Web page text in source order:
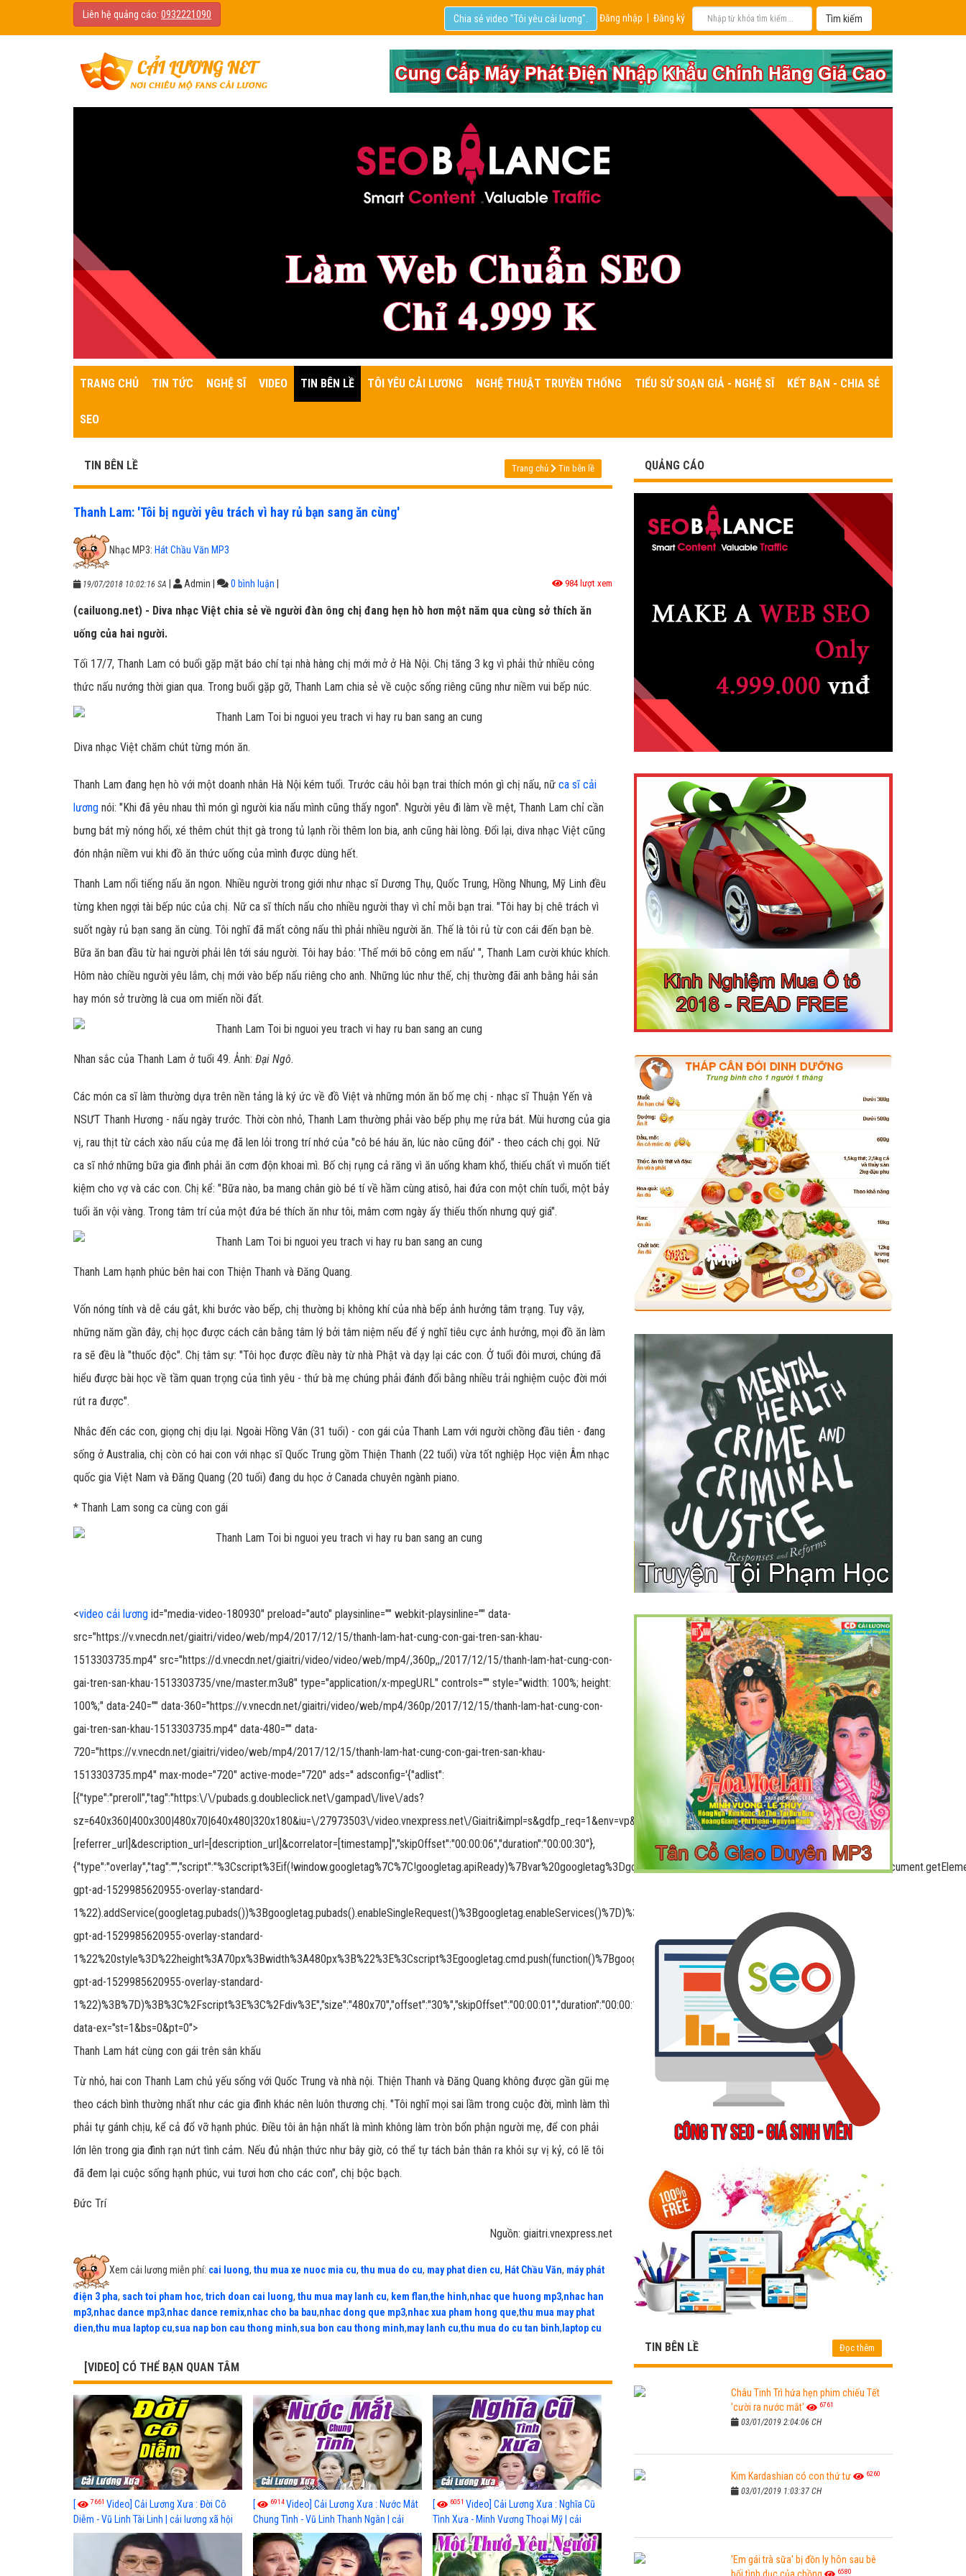
Liên hệ quảng cáo: 0932221090 Đăng nhập Đăng ký
Chia sẻ video "Tôi yêu cải lương".
TRANG CHỦ TIN TỨC NGHỆ SĨ VIDEO TIN BÊN LỀ TÔI YÊU CẢI LƯƠNG NGHỆ THUẬT TRUYỀN THỐNG TIỂU SỬ SOẠN GIẢ - NGHỆ SĨ KẾT BẠN - CHIA SẺ
SEO
TIN BÊN LỀ Trang chủ Tin bên lề
Thanh Lam: 'Tôi bị người yêu trách vì hay rủ bạn sang ăn cùng'
Nhạc MP3: Hát Chầu Văn MP3
19/07/2018 10:02:16 SA Admin 0 bình luận 984 lượt xem
(cailuong.net) - Diva nhạc Việt chia sẻ về người đàn ông chị đang hẹn hò hơn một năm qua cùng sở thích ăn
uống của hai người.
Tối 17/7, Thanh Lam có buổi gặp mặt báo chí tại nhà hàng chị mới mở ở Hà Nội. Chị tăng 3 kg vì phải thử nhiều công
thức nấu nướng thời gian qua. Trong buổi gặp gỡ, Thanh Lam chia sẻ về cuộc sống riêng cũng như niềm vui bếp núc.
Diva nhạc Việt chăm chút từng món ăn.
Thanh Lam đang hẹn hò với một doanh nhân Hà Nội kém tuổi. Trước câu hỏi bạn trai thích món gì chị nấu, nữ ca sĩ cải
lương nói: "Khi đã yêu nhau thì món gì người kia nấu mình cũng thấy ngon". Người yêu đi làm về mệt, Thanh Lam chỉ cần
bưng bát mỳ nóng hổi, xé thêm chút thịt gà trong tủ lạnh rồi thêm lon bia, anh cũng hài lòng. Đổi lại, diva nhạc Việt cũng
đón nhận niềm vui khi đồ ăn thức uống của mình được dùng hết.
Thanh Lam nổi tiếng nấu ăn ngon. Nhiều người trong giới như nhạc sĩ Dương Thụ, Quốc Trung, Hồng Nhung, Mỹ Linh đều
từng khen ngợi tài bếp núc của chị. Nữ ca sĩ thích nấu cho nhiều người thay vì chỉ mỗi bạn trai. "Tôi hay bị chê trách vì
suốt ngày rủ bạn sang ăn cùng. Tôi nghĩ đã mất công nấu thì phải nhiều người ăn. Thế là tôi rủ từ con cái đến bạn bè.
Bữa ăn ban đầu từ hai người phải lên tới sáu người. Tôi hay bảo: 'Thế mới bõ công em nấu' ", Thanh Lam cười khúc khích.
Hôm nào chiều người yêu lắm, chị mới vào bếp nấu riêng cho anh. Những lúc như thế, chị thường đãi anh bằng hải sản
hay món sở trường là cua om miến nồi đất.
Nhan sắc của Thanh Lam ở tuổi 49. Ảnh: Đại Ngô.
Các món ca sĩ làm thường dựa trên nền tảng là ký ức về đồ Việt và những món ăn bố mẹ chị - nhạc sĩ Thuận Yến và
NSƯT Thanh Hương - nấu ngày trước. Thời còn nhỏ, Thanh Lam thường phải vào bếp phụ mẹ rửa bát. Mùi hương của gia
vị, rau thịt từ cách xào nấu của mẹ đã len lỏi trong trí nhớ của "cô bé háu ăn, lúc nào cũng đói" - theo cách chị gọi. Nữ
ca sĩ nhớ những bữa gia đình phải ăn cơm độn khoai mì. Bố chị rụng cả răng vì ăn uống kham khổ, thiếu chất vì muốn tiết
kiệm cho vợ và các con. Chị kể: "Bữa nào, ba mang chân giò bé tí về hầm cùng atisô, hai đứa con một chín tuổi, một bảy
tuổi ăn vội vàng. Trong tâm trí của một đứa bé thích ăn như tôi, mâm cơm ngày ấy thiếu thốn nhưng quý giá".
Thanh Lam hạnh phúc bên hai con Thiện Thanh và Đăng Quang.
Vốn nóng tính và dễ cáu gắt, khi bước vào bếp, chị thường bị không khí của nhà bếp ảnh hưởng tâm trạng. Tuy vậy,
những năm gần đây, chị học được cách cân bằng tâm lý bởi tâm niệm nếu để ý nghĩ tiêu cực ảnh hưởng, mọi đồ ăn làm
ra sẽ đều là "thuốc độc". Chị tâm sự: "Tôi học được điều này từ nhà Phật và dạy lại các con. Ở tuổi đôi mươi, chúng đã
hiểu được bài học về tầm quan trọng của tình yêu - thứ bà mẹ chúng phải đánh đổi bằng nhiều trải nghiệm cuộc đời mới
rút ra được".
Nhắc đến các con, giọng chị dịu lại. Ngoài Hồng Vân (31 tuổi) - con gái của Thanh Lam với người chồng đầu tiên - đang
sống ở Australia, chị còn có hai con với nhạc sĩ Quốc Trung gồm Thiện Thanh (22 tuổi) vừa tốt nghiệp Học viện Âm nhạc
quốc gia Việt Nam và Đăng Quang (20 tuổi) đang du học ở Canada chuyên ngành piano.
* Thanh Lam song ca cùng con gái
<video cải lương id="media-video-180930" preload="auto" playsinline="" webkit-playsinline="" data-
src="https://v.vnecdn.net/giaitri/video/web/mp4/2017/12/15/thanh-lam-hat-cung-con-gai-tren-san-khau-
1513303735.mp4" src="https://d.vnecdn.net/giaitri/video/video/web/mp4/,360p,,/2017/12/15/thanh-lam-hat-cung-con-
gai-tren-san-khau-1513303735/vne/master.m3u8" type="application/x-mpegURL" controls="" style="width: 100%; height:
100%;" data-240="" data-360="https://v.vnecdn.net/giaitri/video/web/mp4/360p/2017/12/15/thanh-lam-hat-cung-con-
gai-tren-san-khau-1513303735.mp4" data-480="" data-
720="https://v.vnecdn.net/giaitri/video/web/mp4/2017/12/15/thanh-lam-hat-cung-con-gai-tren-san-khau-
1513303735.mp4" max-mode="720" active-mode="720" ads='' adsconfig='{"adlist":
[{"type":"preroll","tag":"https:\/\/pubads.g.doubleclick.net\/gampad\/live\/ads?
sz=640x360|400x300|480x70|640x480|320x180&iu=\/27973503\/video.vnexpress.net\/Giaitri&impl=s&gdfp_req=1&env=vp&output=vast&unviewed_position_start=1&url=
[referrer_url]&description_url=[description_url]&correlator=[timestamp]","skipOffset":"00:00:06","duration":"00:00:30"},
gpt-ad-1529985620955-overlay-standard-
1%22).addService(googletag.pubads())%3Bgoogletag.pubads().enableSingleRequest()%3Bgoogletag.enableServices()%7D)%3B%3C%2Fscript%3E%3Cdiv%20id%3D%22div-
gpt-ad-1529985620955-overlay-standard-
1%22%20style%3D%22height%3A70px%3Bwidth%3A480px%3B%22%3E%3Cscript%3Egoogletag.cmd.push(function()%7Bgoogletag.display(%22div-
gpt-ad-1529985620955-overlay-standard-
1%22)%3B%7D)%3B%3C%2Fscript%3E%3C%2Fdiv%3E","size":"480x70","offset":"30%","skipOffset":"00:00:01","duration":"00:00:15"}]}'
data-ex="st=1&bs=0&pt=0">
Thanh Lam hát cùng con gái trên sân khấu
Từ nhỏ, hai con Thanh Lam chủ yếu sống với Quốc Trung và nhà nội. Thiện Thanh và Đăng Quang không được gần gũi mẹ
theo cách bình thường nhất như các gia đình khác nên luôn thương chị. "Tôi nghĩ mọi sai lầm trong cuộc đời, mình làm thì
phải tự gánh chịu, kể cả đổ vỡ hạnh phúc. Điều tôi ân hận nhất là mình không làm tròn bổn phận người mẹ, để con phải
lớn lên trong gia đình rạn nứt tình cảm. Nếu đủ nhận thức như bây giờ, có thể tự tách bản thân ra khỏi sự vị kỷ, có lẽ tôi
đã đem lại cuộc sống hạnh phúc, vui tươi hơn cho các con", chị bộc bạch.
Đức Trí
Nguồn: giaitri.vnexpress.net
Xem cải lương miễn phí: cai luong, thu mua xe nuoc mia cu, thu mua do cu, may phat dien cu, Hát Chầu Văn, máy phát
điện 3 pha, sach toi pham hoc, trich doan cai luong, thu mua may lanh cu, kem flan,the hinh,nhac que huong mp3,nhac han
mp3,nhac dance mp3,nhac dance remix,nhac cho ba bau,nhac dong que mp3,nhac xua pham hong que,thu mua may phat
dien,thu mua laptop cu,sua nap bon cau thong minh,sua bon cau thong minh,may lanh cu,thu mua do cu tan binh, laptop cu
[VIDEO] CÓ THỂ BẠN QUAN TÂM
[ 7661 Video] Cải Lương Xưa : Đời Cô
Diễm - Vũ Linh Tài Linh | cải lương xã hội
hay nhất
[ 6914Video] Cải Lương Xưa : Nước Mắt
Chung Tình - Vũ Linh Thanh Ngân | cải
lương xã hội hay nhất
[ 6051 Video] Cải Lương Xưa : Nghĩa Cũ
Tình Xưa - Minh Vương Thoại Mỹ | cải
lương xã hội hay nhất
QUẢNG CÁO
TIN BÊN LỀ Đọc thêm
Châu Tinh Trì hứa hẹn phim chiếu Tết
'cười ra nước mắt'
6761
03/01/2019 2:04:06 CH
Kim Kardashian có con thứ tư 6260
03/01/2019 1:03:37 CH
'Em gái trà sữa' bị đồn ly hôn sau bê
6580
Powered by netcore.vn